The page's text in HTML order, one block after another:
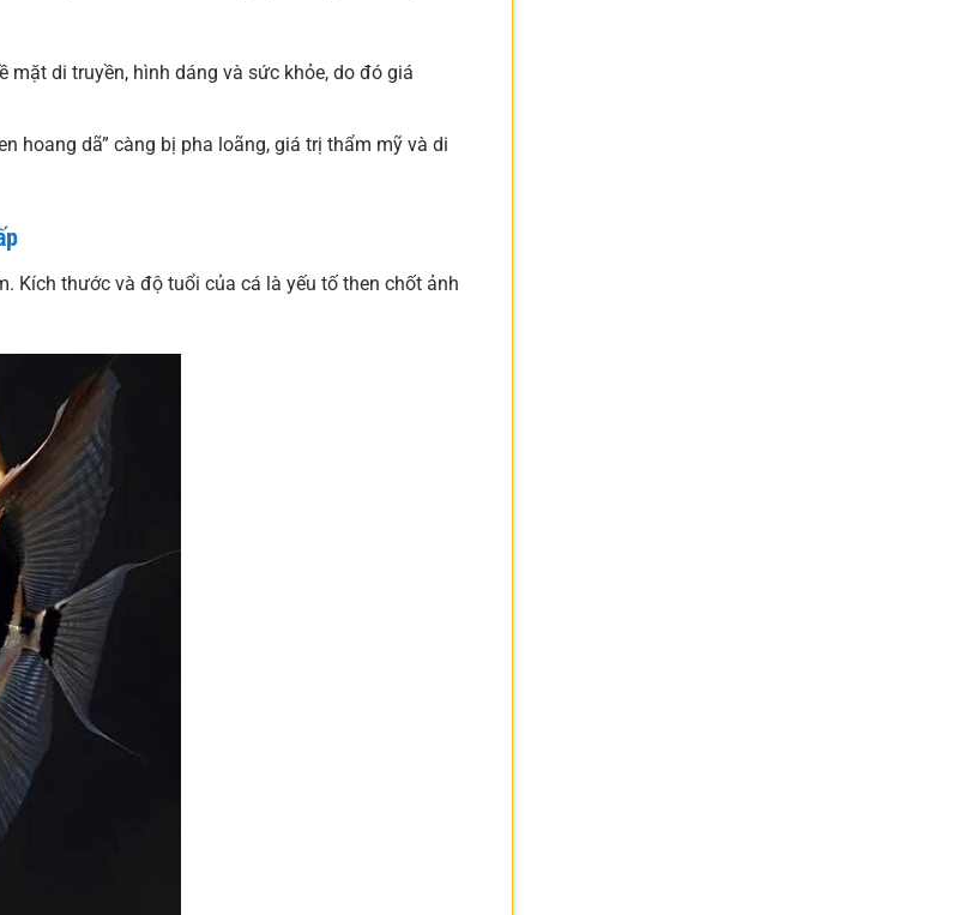
di truyền, hình dáng và sức khỏe, do đó giá
hoang dã” càng bị pha loãng, giá trị thẩm mỹ và di
Kích thước và độ tuổi của cá là yếu tố then chốt ảnh